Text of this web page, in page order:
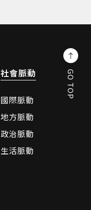
社會脈動
國際脈動
地方脈動
政治脈動
生活脈動
GO TOP